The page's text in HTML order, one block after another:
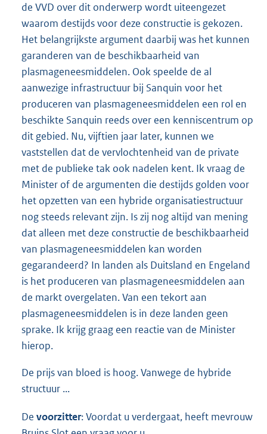
de VVD over dit onderwerp wordt uiteengezet
waarom destijds voor deze constructie is gekozen.
Het belangrijkste argument daarbij was het kunnen
garanderen van de beschikbaarheid van
plasmageneesmiddelen. Ook speelde de al
aanwezige infrastructuur bij Sanquin voor het
produceren van plasmageneesmiddelen een rol en
beschikte Sanquin reeds over een kenniscentrum op
dit gebied. Nu, vijftien jaar later, kunnen we
vaststellen dat de vervlochtenheid van de private
met de publieke tak ook nadelen kent. Ik vraag de
Minister of de argumenten die destijds golden voor
het opzetten van een hybride organisatiestructuur
nog steeds relevant zijn. Is zij nog altijd van mening
dat alleen met deze constructie de beschikbaarheid
van plasmageneesmiddelen kan worden
gegarandeerd? In landen als Duitsland en Engeland
is het produceren van plasmageneesmiddelen aan
de markt overgelaten. Van een tekort aan
plasmageneesmiddelen is in deze landen geen
sprake. Ik krijg graag een reactie van de Minister
hierop.
De prijs van bloed is hoog. Vanwege de hybride
structuur ...
De voorzitter: Voordat u verdergaat, heeft mevrouw